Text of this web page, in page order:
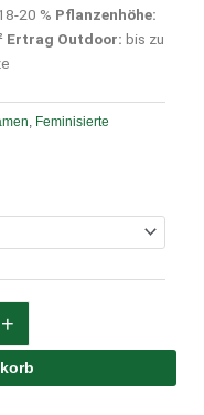
20 % Pflanzenhöhe:
Ertrag Outdoor: bis zu
, Feminisierte
+